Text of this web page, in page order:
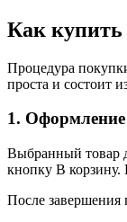
Как купить
Процедура
проста и состоит
1. Оформление
Выбранный товар
кнопку В корзину.
После